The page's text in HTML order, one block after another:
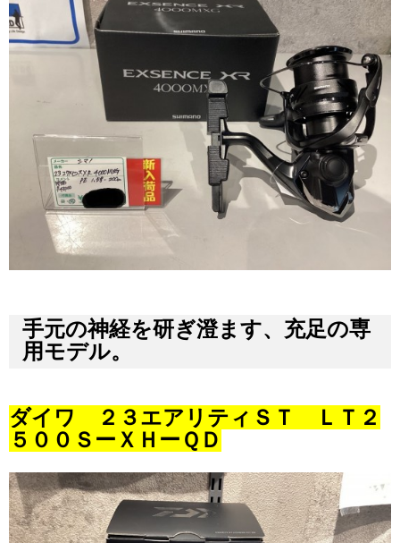
手元の神経を研ぎ澄ます、充足の専
用モデル。
ダイワ ２３エアリティＳＴ ＬＴ２
５００ＳーＸＨーＱＤ